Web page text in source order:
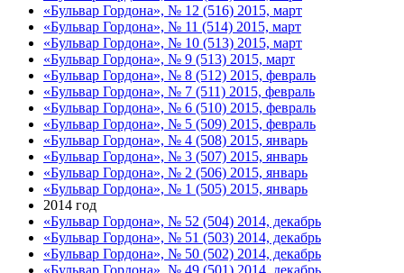
«Бульвар Гордона», № 12 (516) 2015, март
«Бульвар Гордона», № 11 (514) 2015, март
«Бульвар Гордона», № 10 (513) 2015, март
«Бульвар Гордона», № 9 (513) 2015, март
«Бульвар Гордона», № 8 (512) 2015, февраль
«Бульвар Гордона», № 7 (511) 2015, февраль
«Бульвар Гордона», № 6 (510) 2015, февраль
«Бульвар Гордона», № 5 (509) 2015, февраль
«Бульвар Гордона», № 4 (508) 2015, январь
«Бульвар Гордона», № 3 (507) 2015, январь
«Бульвар Гордона», № 2 (506) 2015, январь
«Бульвар Гордона», № 1 (505) 2015, январь
2014 год
«Бульвар Гордона», № 52 (504) 2014, декабрь
«Бульвар Гордона», № 51 (503) 2014, декабрь
«Бульвар Гордона», № 50 (502) 2014, декабрь
«Бульвар Гордона», № 49 (501) 2014, декабрь